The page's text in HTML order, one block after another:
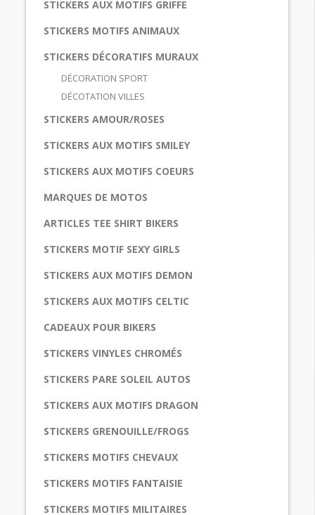
STICKERS AUX MOTIFS GRIFFE
STICKERS MOTIFS ANIMAUX
STICKERS DÉCORATIFS MURAUX
DÉCORATION SPORT
DÉCOTATION VILLES
STICKERS AMOUR/ROSES
STICKERS AUX MOTIFS SMILEY
STICKERS AUX MOTIFS COEURS
MARQUES DE MOTOS
ARTICLES TEE SHIRT BIKERS
STICKERS MOTIF SEXY GIRLS
STICKERS AUX MOTIFS DEMON
STICKERS AUX MOTIFS CELTIC
CADEAUX POUR BIKERS
STICKERS VINYLES CHROMÉS
STICKERS PARE SOLEIL AUTOS
STICKERS AUX MOTIFS DRAGON
STICKERS GRENOUILLE/FROGS
STICKERS MOTIFS CHEVAUX
STICKERS MOTIFS FANTAISIE
STICKERS MOTIFS MILITAIRES